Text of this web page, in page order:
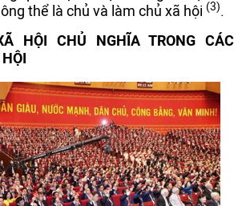
thể là chủ và làm chủ xã hội (3).
HỘI CHỦ NGHĨA TRONG CÁC